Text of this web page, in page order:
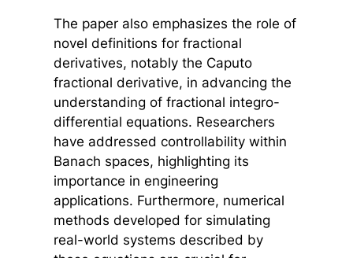
The paper also emphasizes the role of
novel definitions for fractional
derivatives, notably the Caputo
fractional derivative, in advancing the
understanding of fractional integro-
differential equations. Researchers
have addressed controllability within
Banach spaces, highlighting its
importance in engineering
applications. Furthermore, numerical
methods developed for simulating
real-world systems described by